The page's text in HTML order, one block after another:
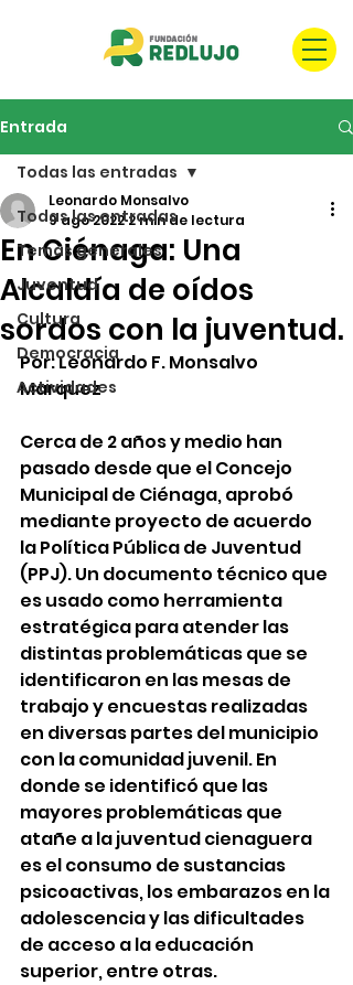
Entrada
Todas las entradas
Temas generales
Juventud
Cultura
Democracia
Actividades
Todas las entradas
En Ciénaga: Una
Alcaldía de oídos
sordos con la juventud.
Leonardo Monsalvo
9 ago 2022 2 min de lectura
Por: Leonardo F. Monsalvo
Marquez
Cerca de 2 años y medio han
pasado desde que el Concejo
Municipal de Ciénaga, aprobó
mediante proyecto de acuerdo
la Política Pública de Juventud
(PPJ). Un documento técnico que
es usado como herramienta
estratégica para atender las
distintas problemáticas que se
identificaron en las mesas de
trabajo y encuestas realizadas
en diversas partes del municipio
con la comunidad juvenil. En
donde se identificó que las
mayores problemáticas que
atañe a la juventud cienaguera
es el consumo de sustancias
psicoactivas, los embarazos en la
adolescencia y las dificultades
de acceso a la educación
superior, entre otras.